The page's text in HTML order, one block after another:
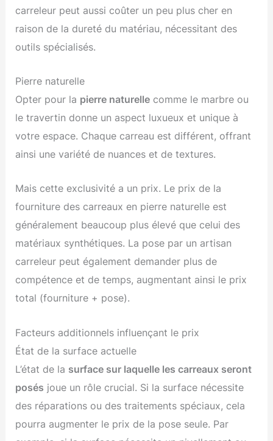
carreleur peut aussi coûter un peu plus cher en
raison de la dureté du matériau, nécessitant des
outils spécialisés.
Pierre naturelle
Opter pour la pierre naturelle comme le marbre ou
le travertin donne un aspect luxueux et unique à
votre espace. Chaque carreau est différent, offrant
ainsi une variété de nuances et de textures.
Mais cette exclusivité a un prix. Le prix de la
fourniture des carreaux en pierre naturelle est
généralement beaucoup plus élevé que celui des
matériaux synthétiques. La pose par un artisan
carreleur peut également demander plus de
compétence et de temps, augmentant ainsi le prix
total (fourniture + pose).
Facteurs additionnels influençant le prix
État de la surface actuelle
L’état de la surface sur laquelle les carreaux seront
posés joue un rôle crucial. Si la surface nécessite
des réparations ou des traitements spéciaux, cela
pourra augmenter le prix de la pose seule. Par